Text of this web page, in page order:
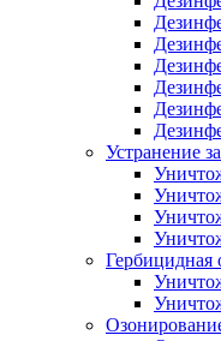
Устранение
Гербицидная